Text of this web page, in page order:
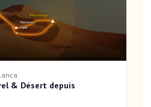
& Désert depuis